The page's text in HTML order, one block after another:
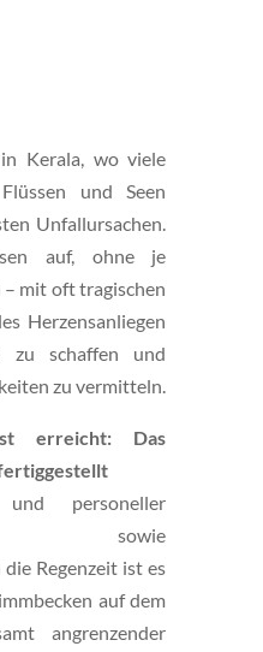
Kerala, wo viele
und Seen
Unfallursachen.
auf, ohne je
– mit oft tragischen
Herzensanliegen
schaffen und
zu vermitteln.
erreicht: Das
personeller
sowie
Regenzeit ist es
auf dem
angrenzender